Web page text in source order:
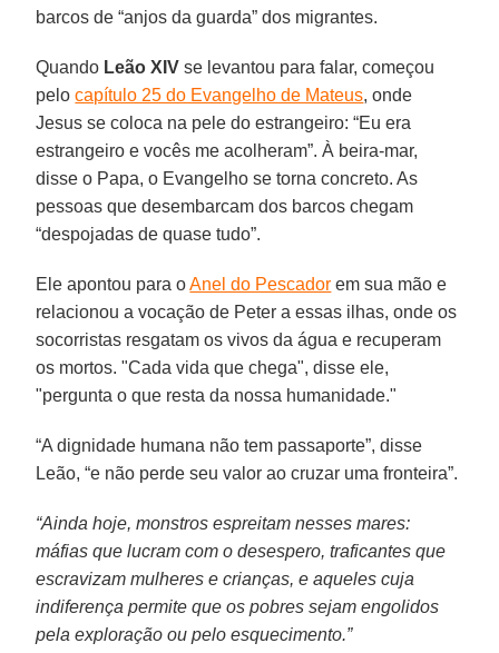
barcos de “anjos da guarda” dos migrantes.
Quando Leão XIV se levantou para falar, começou
pelocapítulo 25 do Evangelho de Mateus, onde
Jesus se coloca na pele do estrangeiro: “Eu era
estrangeiro e vocês me acolheram”. À beira-mar,
disse o Papa, o Evangelho se torna concreto. As
pessoas que desembarcam dos barcos chegam
“despojadas de quase tudo”.
Ele apontou para oAnel do Pescador em sua mão e
relacionou a vocação de Peter a essas ilhas, onde os
socorristas resgatam os vivos da água e recuperam
os mortos. "Cada vida que chega", disse ele,
"pergunta o que resta da nossa humanidade."
“A dignidade humana não tem passaporte”, disse
Leão, “e não perde seu valor ao cruzar uma fronteira”.
“Ainda hoje, monstros espreitam nesses mares:
máfias que lucram com o desespero, traficantes que
escravizam mulheres e crianças, e aqueles cuja
indiferença permite que os pobres sejam engolidos
pela exploração ou pelo esquecimento.”